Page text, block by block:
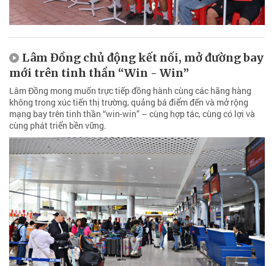
Lâm Đồng chủ động kết nối, mở đường bay
mới trên tinh thần “Win - Win”
Lâm Đồng mong muốn trực tiếp đồng hành cùng các hãng hàng
không trong xúc tiến thị trường, quảng bá điểm đến và mở rộng
mạng bay trên tinh thần “win-win” – cùng hợp tác, cùng có lợi và
cùng phát triển bền vững.